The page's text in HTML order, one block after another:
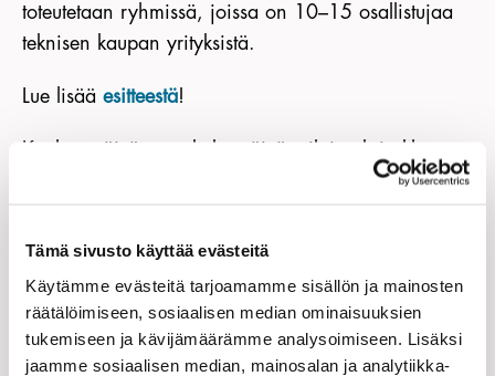
Tämä sivusto käyttää evästeitä
Käytämme evästeitä tarjoamamme sisällön ja mainosten
räätälöimiseen, sosiaalisen median ominaisuuksien
tukemiseen ja kävijämäärämme analysoimiseen. Lisäksi
jaamme sosiaalisen median, mainosalan ja analytiikka-
toteutetaan ryhmissä, joissa on 10–15 osallistujaa
teknisen kaupan yrityksistä.
Lue lisää esitteestä!
Koulutuspäivät ovat koko päivän tilaisuuksia klo
9:00 – 16:00 ja ne järjestetään yhdistyksen
Särkiniementie 3, 00210 Helsinki (Lauttasaari).
Valmennusohjelman syksyn 2016 aikataulu:
Aika